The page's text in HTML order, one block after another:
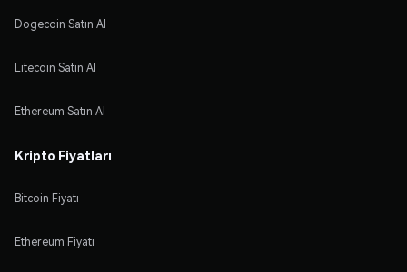
Dogecoin Satın Al
Litecoin Satın Al
Ethereum Satın Al
Kripto Fiyatları
Bitcoin Fiyatı
Ethereum Fiyatı